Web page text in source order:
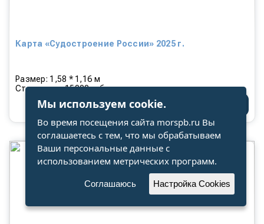
Карта «Судостроение России» 2025 г.
Размер: 1,58 * 1,16 м
Стоимость: 15000 руб.
Мы используем cookie.
Во время посещения сайта morspb.ru Вы
соглашаетесь с тем, что мы обрабатываем
Ваши персональные данные с
использованием метрических программ.
Соглашаюсь Настройка Cookies